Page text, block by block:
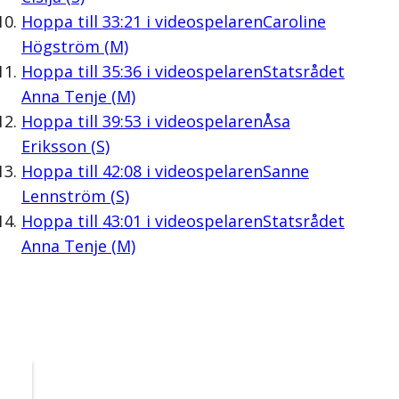
Hoppa till 33:21 i videospelarenCaroline
Högström (M)
Hoppa till 35:36i videospelarenStatsrådet
Anna Tenje (M)
Hoppa till 39:53 i videospelarenÅsa
Eriksson (S)
Hoppa till 42:08i videospelarenSanne
Lennström (S)
Hoppa till 43:01 i videospelarenStatsrådet
Anna Tenje (M)